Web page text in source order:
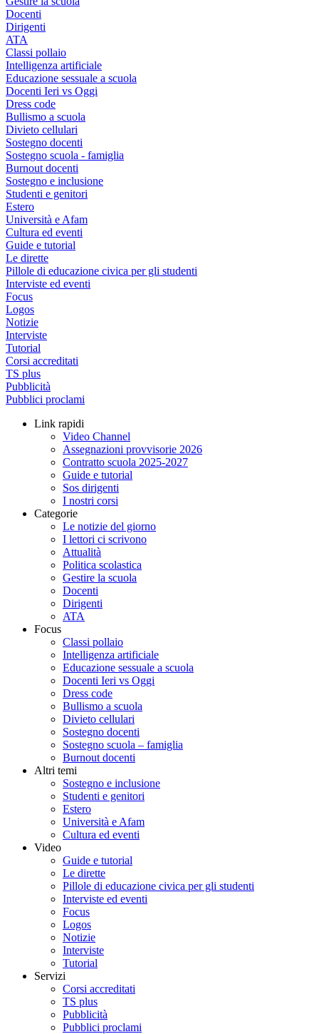
Docenti
Dirigenti
ATA
Classi pollaio
Intelligenza artificiale
Educazione sessuale a scuola
Docenti Ieri vs Oggi
Dress code
Bullismo a scuola
Divieto cellulari
Sostegno docenti
Sostegno scuola - famiglia
Burnout docenti
Sostegno e inclusione
Studenti e genitori
Estero
Università e Afam
Cultura ed eventi
Guide e tutorial
Le dirette
Pillole di educazione civica per gli studenti
Interviste ed eventi
Focus
Logos
Notizie
Interviste
Tutorial
Corsi accreditati
TS plus
Pubblicità
Pubblici proclami
Link rapidi
Video Channel
Assegnazioni provvisorie 2026
Contratto scuola 2025-2027
Guide e tutorial
Sos dirigenti
I nostri corsi
Categorie
Le notizie del giorno
I lettori ci scrivono
Attualità
Politica scolastica
Gestire la scuola
Docenti
Dirigenti
ATA
Focus
Classi pollaio
Intelligenza artificiale
Educazione sessuale a scuola
Docenti Ieri vs Oggi
Dress code
Bullismo a scuola
Divieto cellulari
Sostegno docenti
Sostegno scuola – famiglia
Burnout docenti
Altri temi
Sostegno e inclusione
Studenti e genitori
Estero
Università e Afam
Cultura ed eventi
Video
Guide e tutorial
Le dirette
Pillole di educazione civica per gli studenti
Interviste ed eventi
Focus
Logos
Notizie
Interviste
Tutorial
Servizi
Corsi accreditati
TS plus
Pubblicità
Pubblici proclami